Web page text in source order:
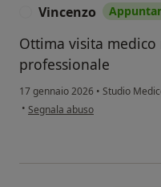
Vincenzo
Ottima visita
professionale
17 gennaio 2026 • Studio
• secondo l'opinione dell'utente
Segnala abuso